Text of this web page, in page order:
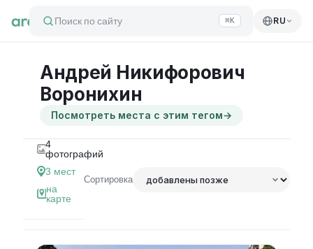
Поиск по сайту ⌘K RU
Андрей Никифорович
Воронихин
Посмотреть места с этим тегом→
4
фотографий
3 мест
на
карте
Сортировка